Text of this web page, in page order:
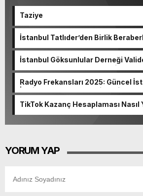
Taziye
İstanbul Tatlıder’den Birlik
İstanbul Göksunlular Derneği
Kahvaltı Programı ertelendi.
Radyo Frekansları 2025: Güncel
İzmir Radyo Kanalları Listesi
TikTok Kazanç Hesaplaması Nasıl
YORUM YAP